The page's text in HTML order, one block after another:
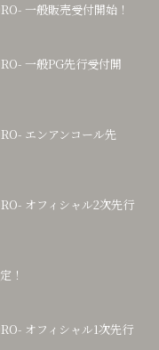
一般販売受付開始！
一般PG先行受付開
エンアンコール先
オフィシャル2次先行
！
オフィシャル1次先行